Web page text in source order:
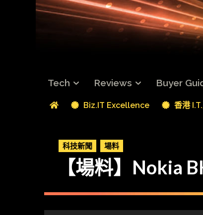
Tech Reviews Buyer
Biz.IT Excellence 香港
科技新聞 場料
【場料】Nokia